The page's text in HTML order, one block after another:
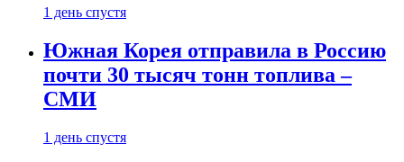
1 день спустя
Южная Корея отправила в Россию
почти 30 тысяч тонн топлива –
СМИ
1 день спустя